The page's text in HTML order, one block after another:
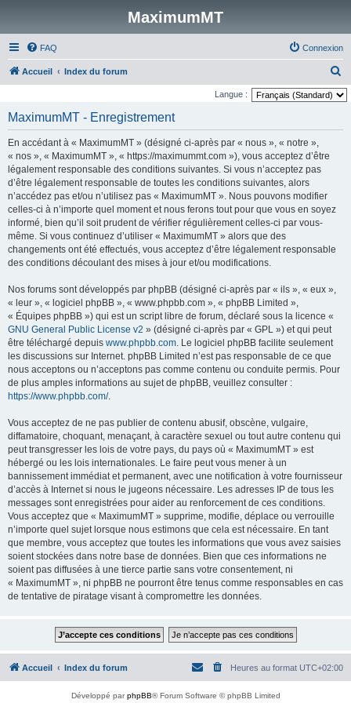
MaximumMT
FAQ Connexion
Accueil Index du forum
e
Langue :
MaximumMT - Enregistrement
En accédant à « MaximumMT » (désigné ci-après par « nous », « notre »,
« nos », « MaximumMT », « https://maximummt.com »), vous acceptez d’être
légalement responsable des conditions suivantes. Si vous n’acceptez pas
d’être légalement responsable de toutes les conditions suivantes, alors
n’accédez pas et/ou n’utilisez pas « MaximumMT ». Nous pouvons modifier
celles-ci à n’importe quel moment et nous ferons tout pour que vous en soyez
informé, bien qu’il soit prudent de vérifier régulièrement celles-ci par vous-
même. Si vous continuez d’utiliser « MaximumMT » alors que des
changements ont été effectués, vous acceptez d’être légalement responsable
des conditions découlant des mises à jour et/ou modifications.
Nos forums sont développés par phpBB (désigné ci-après par « ils », « eux »,
« leur », « logiciel phpBB », « www.phpbb.com », « phpBB Limited »,
« Équipes phpBB ») qui est un script libre de forum, déclaré sous la licence «
GNU General Public License v2 » (désigné ci-après par « GPL ») et qui peut
être téléchargé depuis www.phpbb.com. Le logiciel phpBB facilite seulement
les discussions sur Internet. phpBB Limited n’est pas responsable de ce que
nous acceptons ou n’acceptons pas comme contenu ou conduite permis. Pour
de plus amples informations au sujet de phpBB, veuillez consulter :
https://www.phpbb.com/.
Vous acceptez de ne pas publier de contenu abusif, obscène, vulgaire,
diffamatoire, choquant, menaçant, à caractère sexuel ou tout autre contenu qui
peut transgresser les lois de votre pays, du pays où « MaximumMT » est
hébergé ou les lois internationales. Le faire peut vous mener à un
bannissement immédiat et permanent, avec une notification à votre fournisseur
d’accès à Internet si nous le jugeons nécessaire. Les adresses IP de tous les
messages sont enregistrées pour aider au renforcement de ces conditions.
Vous acceptez que « MaximumMT » supprime, modifie, déplace ou verrouille
n’importe quel sujet lorsque nous estimons que cela est nécessaire. En tant
que membre, vous acceptez que toutes les informations que vous avez saisies
soient stockées dans notre base de données. Bien que ces informations ne
soient pas diffusées à une tierce partie sans votre consentement, ni
« MaximumMT », ni phpBB ne pourront être tenus comme responsables en cas
de tentative de piratage visant à compromettre les données.
Accueil Index du forum Heures au format UTC+02:00
Développé parphpBB® Forum Software © phpBB Limited